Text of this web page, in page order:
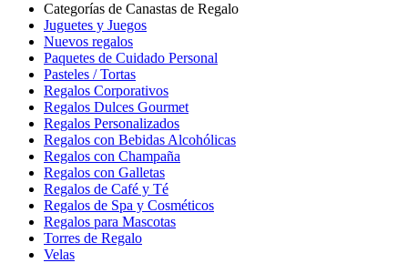
Categorías de Canastas de Regalo
Juguetes y Juegos
Nuevos regalos
Paquetes de Cuidado Personal
Pasteles / Tortas
Regalos Corporativos
Regalos Dulces Gourmet
Regalos Personalizados
Regalos con Bebidas Alcohólicas
Regalos con Champaña
Regalos con Galletas
Regalos de Café y Té
Regalos de Spa y Cosméticos
Regalos para Mascotas
Torres de Regalo
Velas